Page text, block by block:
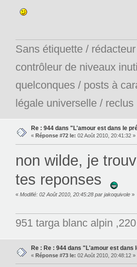
Sans étiquette /
contrôleur de niveaux
quelconques / posts à
légale universelle / reclus
Re : 944 dans "L'amour est dans le
« Réponse #72 le: 02 Août 2010, 20:41:32 »
non wilde, je
tes reponses
« Modifié: 02 Août 2010, 20:45:28 par jakoquivole»
951 targa blanc alpin
Re : Re : 944 dans "L'amour est dans
« Réponse #73 le: 02 Août 2010, 20:48:12 »